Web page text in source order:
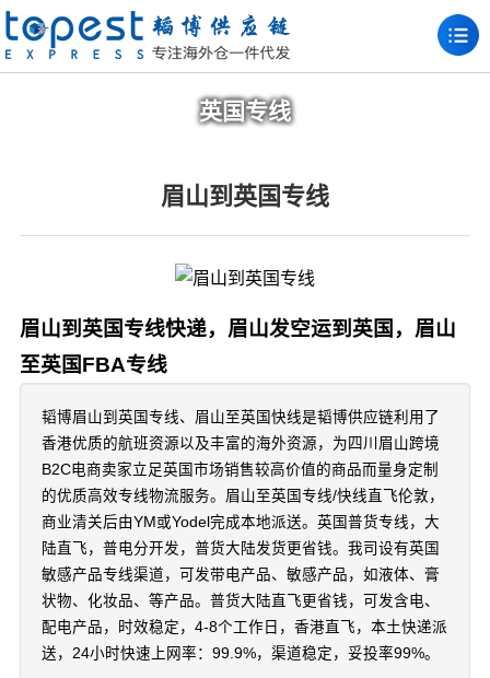
英国专线
眉山到英国专线
眉山到英国专线快递，眉山发空运到英国，眉山
至英国FBA专线
韬博眉山到英国专线、眉山至英国快线是韬博供应链利用了
香港优质的航班资源以及丰富的海外资源，为四川眉山跨境
B2C电商卖家立足英国市场销售较高价值的商品而量身定制
的优质高效专线物流服务。眉山至英国专线/快线直飞伦敦，
商业清关后由YM或Yodel完成本地派送。英国普货专线，大
陆直飞，普电分开发，普货大陆发货更省钱。我司设有英国
敏感产品专线渠道，可发带电产品、敏感产品，如液体、膏
状物、化妆品、等产品。普货大陆直飞更省钱，可发含电、
配电产品，时效稳定，4-8个工作日，香港直飞，本土快递派
送，24小时快速上网率：99.9%，渠道稳定，妥投率99%。